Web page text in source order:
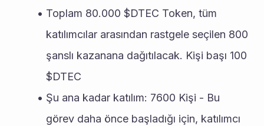
Toplam 80.000 $DTEC Token, tüm
katılımcılar arasından rastgele seçilen 800
şanslı kazanana dağıtılacak. Kişi başı 100
$DTEC
Şu ana kadar katılım: 7600 Kişi - Bu
görev daha önce başladığı için, katılımcı